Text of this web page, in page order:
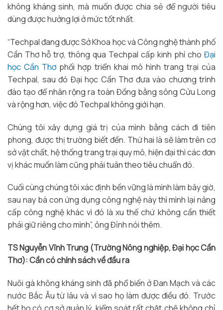
không kháng sinh, mà muốn được chia sẻ để người tiêu
dùng được hưởng lợi ở mức tốt nhất.
“Techpal đang được Sở Khoa học và Công nghệ thành phố
Cần Thơ hỗ trợ, thông qua Techpal cấp kinh phí cho Đại
học Cần Thơ phối hợp triển khai mô hình trang trại của
Techpal, sau đó Đại học Cần Thơ đưa vào chương trình
đào tạo để nhân rộng ra toàn Đồng bằng sông Cửu Long
và rộng hơn, việc đó Techpal không giới hạn.
Chúng tôi xây dựng giá trị của mình bằng cách đi tiên
phong, được thị trường biết đến. Thứ hai là sẽ làm trên cơ
sở vật chất, hệ thống trang trại quy mô, hiện đại thì các đơn
vị khác muốn làm cũng phải tuân theo tiêu chuẩn đó.
Cuối cùng chúng tôi xác định bền vững là mình làm bây giờ,
sau nay bà con ứng dụng công nghệ này thì mình lại nâng
cấp công nghệ khác vì đó là xu thế chứ không cần thiết
phải giữ riêng cho mình”, ông Đỉnh nói thêm.
TS Nguyễn Vĩnh Trung (Trường Nông nghiệp, Đại học Cần
Thơ): Cần có chính sách về đầu ra
Nuôi gà không kháng sinh đã phổ biến ở Đan Mạch và các
nước Bắc Âu từ lâu và vì sao họ làm được điều đó. Trước